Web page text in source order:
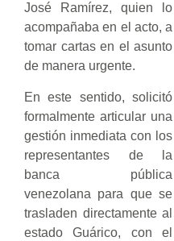
José Ramírez, quien lo
acompañaba en el acto, a
tomar cartas en el asunto
de manera urgente.
En este sentido, solicitó
formalmente articular una
gestión inmediata con los
representantes de la
banca pública
venezolana para que se
trasladen directamente al
estado Guárico, con el